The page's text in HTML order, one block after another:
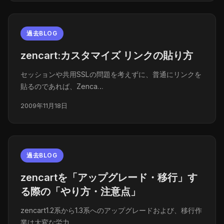
過去BLOG
zencart:カスタマイズ リンクの貼り方
セッションや共用SSLの問題を考えずに、普通にリンクを
貼るのであれば、Zenca…
2009年11月18日
過去BLOG
zencartを「アップグレード・移行」す
る際の「やり方・注意点」
zencart1.2系から1.3系へのアップグレードおよび、移行作
業は大変な労力…